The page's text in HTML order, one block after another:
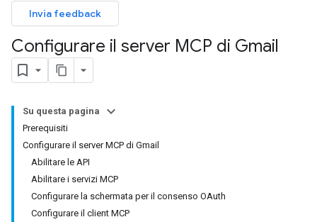
Invia feedback
Configurare il server MCP di Gmail
Su questa pagina
Prerequisiti
Configurare il server MCP di Gmail
Abilitare le API
Abilitare i servizi MCP
Configurare la schermata per il consenso OAuth
Configurare il client MCP